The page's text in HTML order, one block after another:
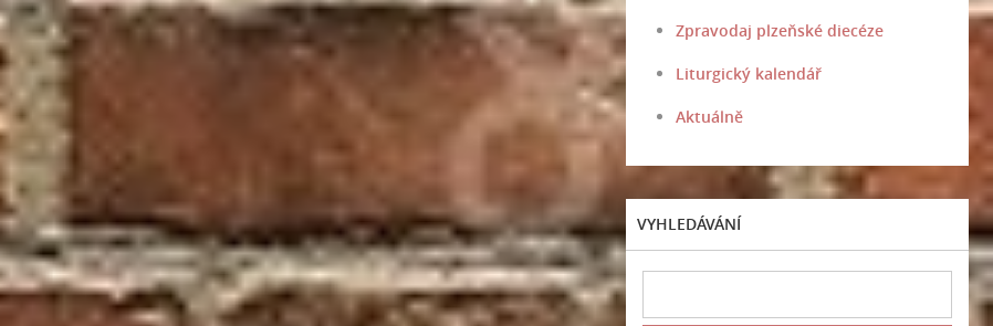
Zpravodaj plzeňské diecéze
Liturgický kalendář
Aktuálně
VYHLEDÁVÁNÍ